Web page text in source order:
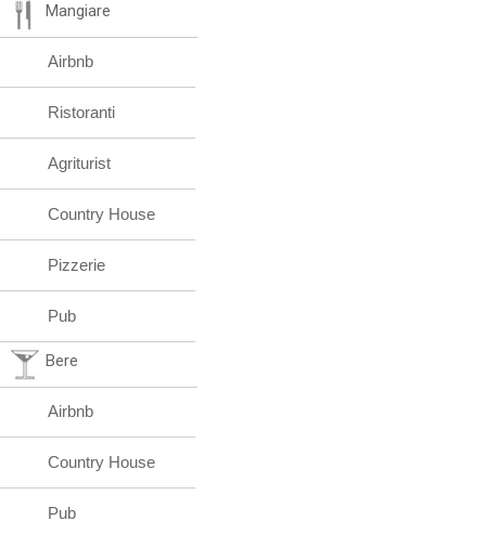
Mangiare
Airbnb
Ristoranti
Agriturist
Country House
Pizzerie
Pub
Bere
Airbnb
Country House
Pub